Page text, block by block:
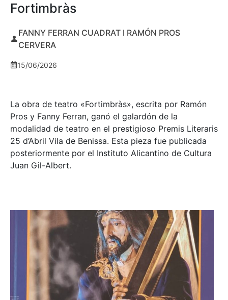
Fortimbràs
FANNY FERRAN CUADRAT I RAMÓN PROS
CERVERA
15/06/2026
La obra de teatro «Fortimbràs», escrita por Ramón
Pros y Fanny Ferran, ganó el galardón de la
modalidad de teatro en el prestigioso Premis Literaris
25 d’Abril Vila de Benissa. Esta pieza fue publicada
posteriormente por el Instituto Alicantino de Cultura
Juan Gil-Albert.